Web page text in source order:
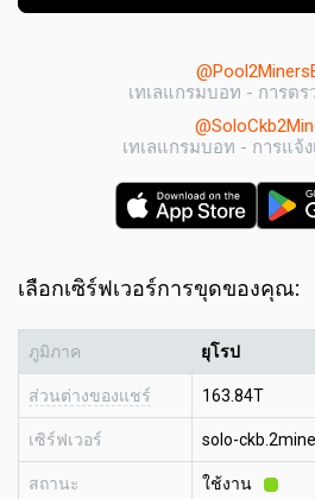
เทเลแกรมบอท - การต
เทเลแกรมบอท - การแจ้
เลือกเซิร์ฟเวอร์การขุดของคุณ:
ภูมิภาค ยุโรป
ส่วนต่างของแชร์ 163.84T
เซิร์ฟเวอร์ solo-
สถานะ ใช้งาน